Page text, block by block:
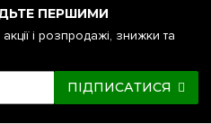
ПЕРШИМИ
і розпродажі, знижки та
ПІДПИСАТИСЯ